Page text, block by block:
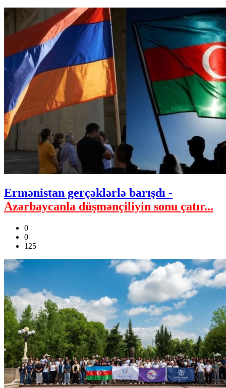
Ermənistan gerçəklərlə barışdı -
Azərbaycanla düşmənçiliyin sonu çatır...
0
0
125